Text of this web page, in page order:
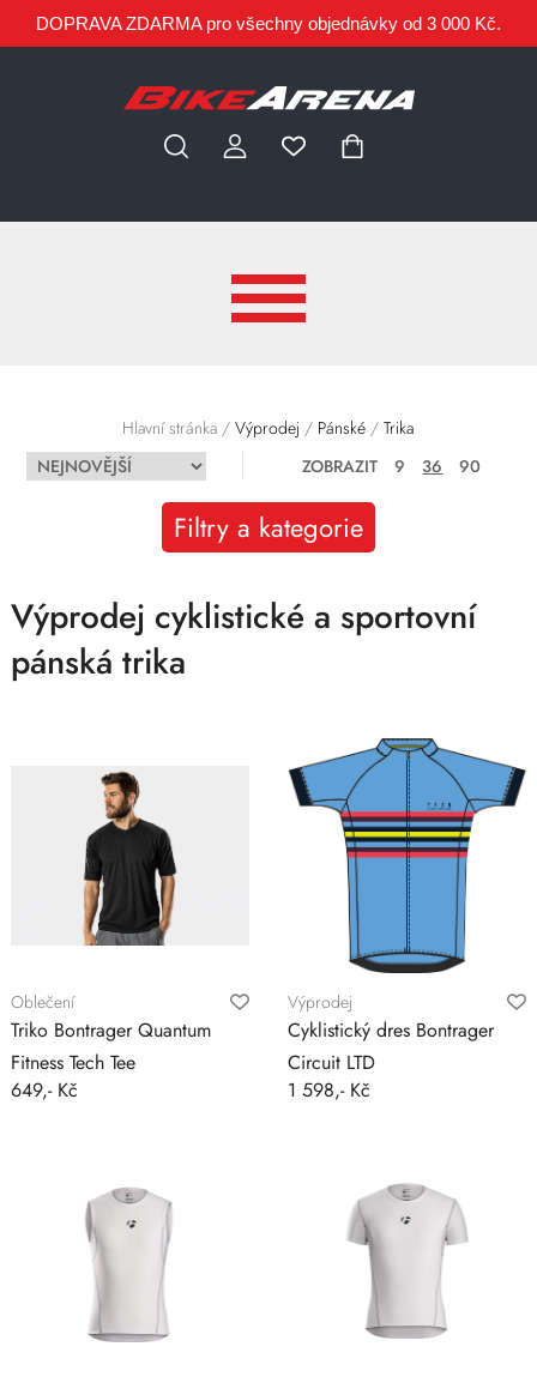
DOPRAVA ZDARMA pro všechny objednávky od 3 000 Kč.
Hlavní stránka /Výprodej / Pánské /Trika
ZOBRAZIT
9 36 90
Filtry a kategorie
Výprodej cyklistické a sportovní
pánská trika
Oblečení
Triko Bontrager Quantum
Fitness Tech Tee
649,- Kč
Výprodej
Cyklistický dres Bontrager
Circuit LTD
1 598,- Kč